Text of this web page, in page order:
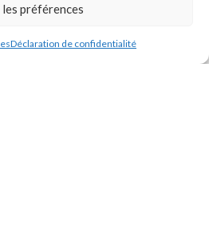
préférences
Déclaration de confidentialité